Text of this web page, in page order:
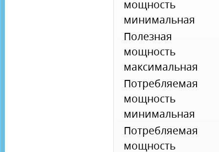
мощность
минимальная
Полезная
мощность
максимальная
Потребляемая
мощность
минимальная
Потребляемая
мощность